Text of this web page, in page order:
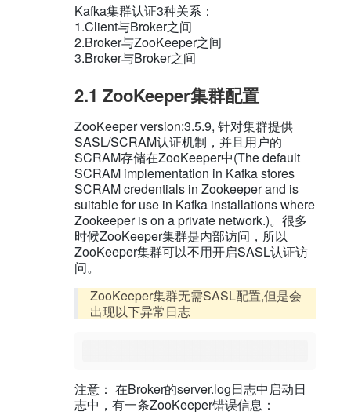
Kafka集群认证3种关系：
1.Client与Broker之间
2.Broker与ZooKeeper之间
3.Broker与Broker之间
2.1 ZooKeeper集群配置
ZooKeeper version:3.5.9, 针对集群提供
SASL/SCRAM认证机制，并且用户的
SCRAM存储在ZooKeeper中(The default
SCRAM implementation in Kafka stores
SCRAM credentials in Zookeeper and is
suitable for use in Kafka installations where
Zookeeper is on a private network.)。很多
时候ZooKeeper集群是内部访问，所以
ZooKeeper集群可以不用开启SASL认证访
问。
ZooKeeper集群无需SASL配置,但是会
出现以下异常日志
注意： 在Broker的server.log日志中启动日
志中，有一条ZooKeeper错误信息：